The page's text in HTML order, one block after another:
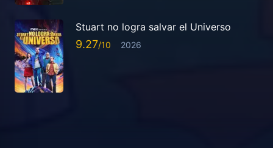
Stuart no logra salvar el Universo
9.27 2026